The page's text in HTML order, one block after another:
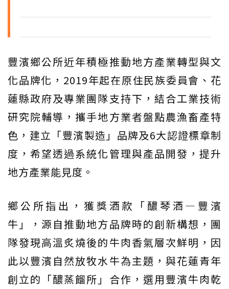
豐濱鄉公所近年積極推動地方產業轉型與文
化品牌化，2019年起在原住民族委員會、花
蓮縣政府及專業團隊支持下，結合工業技術
研究院輔導，攜手地方業者盤點農漁畜產特
色，建立「豐濱製造」品牌及6大認證標章制
度，希望透過系統化管理與產品開發，提升
地方產業能見度。
鄉公所指出，獲獎酒款「醲琴酒—豐濱
牛」，源自推動地方品牌時的創新構想，團
隊發現高溫炙燒後的牛肉香氣層次鮮明，因
此以豐濱自然放牧水牛為主題，與花蓮青年
創立的「醲蒸餾所」合作，選用豐濱牛肉乾